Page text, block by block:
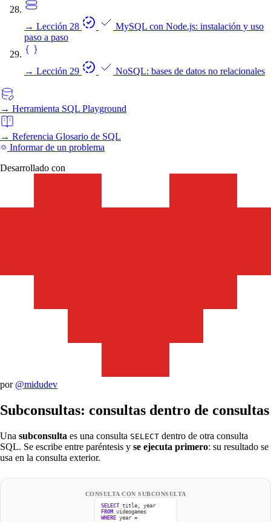
→ Lección 28
MySQL con Node.js: instalación y uso
paso a paso
→ Lección 29 NoSQL: bases de datos no relacionales
→ Herramienta SQL Playground
→ Referencia Glosario de SQL
Informar de un problema
Desarrollado con
por @midudev
Subconsultas: consultas dentro de consultas
Una subconsulta es una consulta SELECT dentro de otra consulta
SQL. Se escribe entre paréntesis y se ejecuta primero: su resultado se
usa en la consulta exterior.
CONSULTA CON SUBCONSULTA
SELECTtitle, year
FROM videogames
WHEREyear =